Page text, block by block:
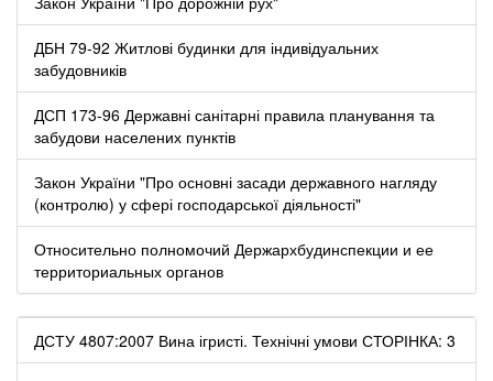
ДБН 79-92 Житлові будинки для індивідуальних
забудовників
ДСП 173-96 Державні санітарні правила планування та
забудови населених пунктів
Закон України "Про основні засади державного нагляду
(контролю) у сфері господарської діяльності"
Относительно полномочий Держархбудинспекции и ее
территориальных органов
ДСТУ 4807:2007 Вина ігристі. Технічні умови СТОРІНКА: 3